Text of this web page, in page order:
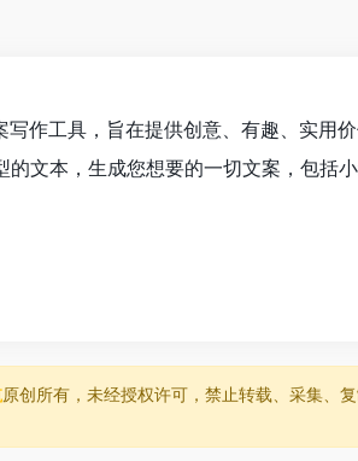
作工具，旨在提供创意、有趣、实用价
文本，生成您想要的一切文案，包括
原创所有，未经授权许可，禁止转载、采集、